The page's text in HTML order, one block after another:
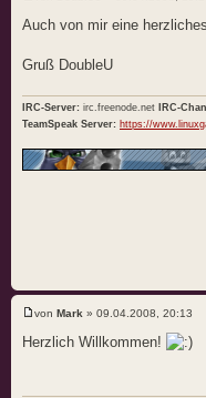
Auch von mir eine
Gruß DoubleU
IRC-Server: irc.freenode.net IRC-
TeamSpeak Server: https://
von Mark » 09.04.2008, 20:13
Herzlich Willkommen!